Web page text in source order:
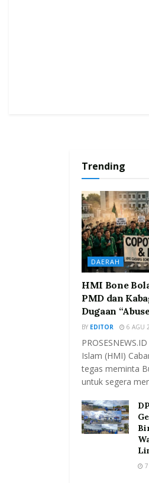
Trending
DAERAH
HMI Bone
PMD dan
Dugaan
BY EDITOR 6 AGU
Islam (HMI)
tegas meminta
untuk segera